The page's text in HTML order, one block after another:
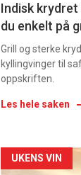
Indisk
du enkelt på
Grill og sterke
kyllingvinger til
oppskriften.
Les hele saken
Forsiden
UKENS VIN